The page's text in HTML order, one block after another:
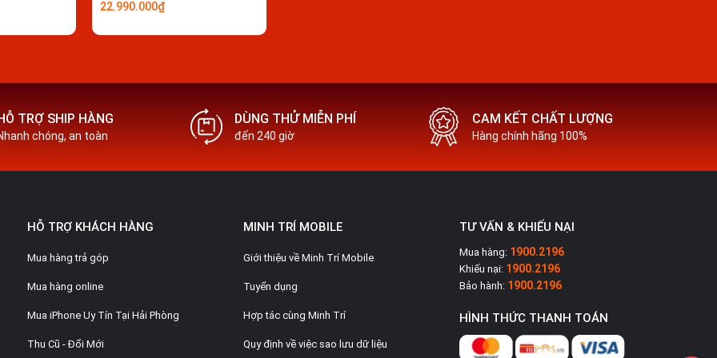
Trí Mobile
cấp thời lượng sử dụng lâu hơn, với
25W, so với 15W trên iPhone 15.
bước tiến lớn trong việc cải thiện
liên tụcChụp đêmChống rungBộ lọc
Hệ điều hành
Chipset (hãng
SX CPU)
Apple A18 Pro 6 nhân
22.990.000₫
TRỢ SHIP HÀNG
chóng, an toàn
DÙNG THỬ MIỄN PHÍ
đến 240 giờ
CAM KẾT CHẤT LƯỢNG
Hàng chính hãng 100%
HỖ TRỢ KHÁCH HÀNG
Mua hàng trả góp
Mua hàng online
Mua iPhone Uy Tín Tại Hải Phòng
Thu Cũ - Đổi Mới
MINH TRÍ MOBILE
Giới thiệu về Minh Trí Mobile
Tuyển dụng
Hợp tác cùng Minh Trí
Quy định về việc sao lưu dữ liệu
TƯ VẤN & KHIẾU NẠI
Mua hàng: 1900.2196
Khiếu nại: 1900.2196
Bảo hành: 1900.2196
HÌNH THỨC THANH TOÁN